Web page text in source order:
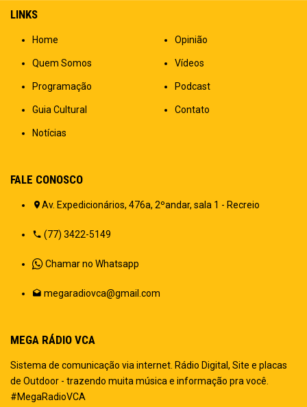
LINKS
Home
Quem Somos
Programação
Guia Cultural
Notícias
Opinião
Vídeos
Podcast
Contato
FALE CONOSCO
Av. Expedicionários, 476a, 2ºandar, sala 1 - Recreio
(77) 3422-5149
Chamar no Whatsapp
megaradiovca@gmail.com
MEGA RÁDIO VCA
Sistema de comunicação via internet. Rádio Digital, Site e placas
de Outdoor - trazendo muita música e informação pra você.
#MegaRadioVCA